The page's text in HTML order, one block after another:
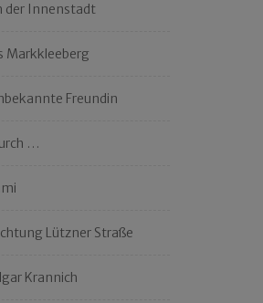
der Innenstadt
Markkleeberg
Freundin
…
Lützner Straße
Krannich